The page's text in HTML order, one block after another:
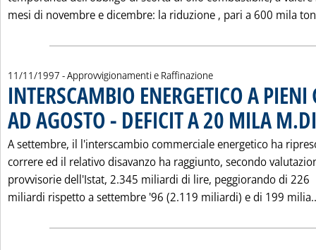
mesi di novembre e dicembre: la riduzione ‚ pari a 600 mila
11/11/1997 - Approvvigionamenti e Raffinazione
INTERSCAMBIO ENERGETICO A
AD AGOSTO - DEFICIT A 20 MILA
A settembre, il l'interscambio commerciale energetico ha
correre ed il relativo disavanzo ha raggiunto, secondo
provvisorie dell'Istat, 2.345 miliardi di lire, peggiorando di 226
miliardi rispetto a settembre '96 (2.119 miliardi) e di 199